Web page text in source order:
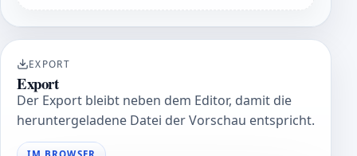
EXPORT
Export
Der Export bleibt neben dem Editor, damit die
heruntergeladene Datei der Vorschau entspricht.